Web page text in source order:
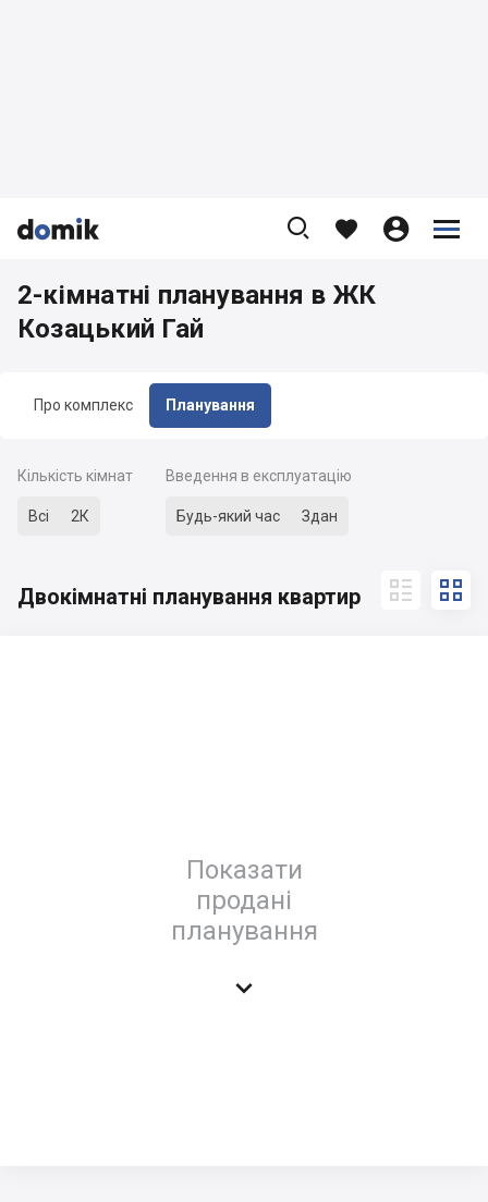


    


Про комплекс Планування
2-кімнатні планування в ЖК
Козацький Гай
Кількість кімнат
Всі 2К
Введення в експлуатацію
Будь-який час Здан
Двокімнатні планування квартир  
Показати
продані
планування
